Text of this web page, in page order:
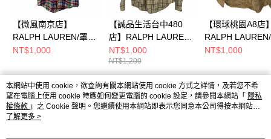
【微風南京店】
RALPH LAUREN/罩
衫/S//2341870925788
NT$1,000
【誠品生活台中480
店】RALPH LAUREN/
罩衫/2/
NT$1,000
NT$1,200
【環球桃園A8店
RALPH
衫/S/
NT$1,000
熱門標籤
本網站中使用 cookie，欲查詢有關本網站使用 cookie 方式之詳情，及若您不希
望在電腦上使用 cookie 時應如何變更電腦的 cookie 設定，請參閱本網站「 隱私
權條款 」之 Cookie 聲明。您繼續使用本網站即表示您同意本公司得按本網站使
用條款之 Cookie 聲明使用 cookie。
了解更多 >